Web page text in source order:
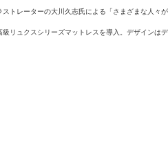
トレーターの大川久志氏による「さまざまな人々が
リュクスシリーズマットレスを導入。デザインはデ